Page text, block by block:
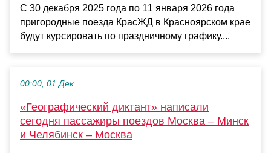
С 30 декабря 2025 года по 11 января 2026 года
пригородные поезда КрасЖД в Красноярском крае
будут курсировать по праздничному графику....
00:00, 01 Дек
«Географический диктант» написали
сегодня пассажиры поездов Москва – Минск
и Челябинск – Москва